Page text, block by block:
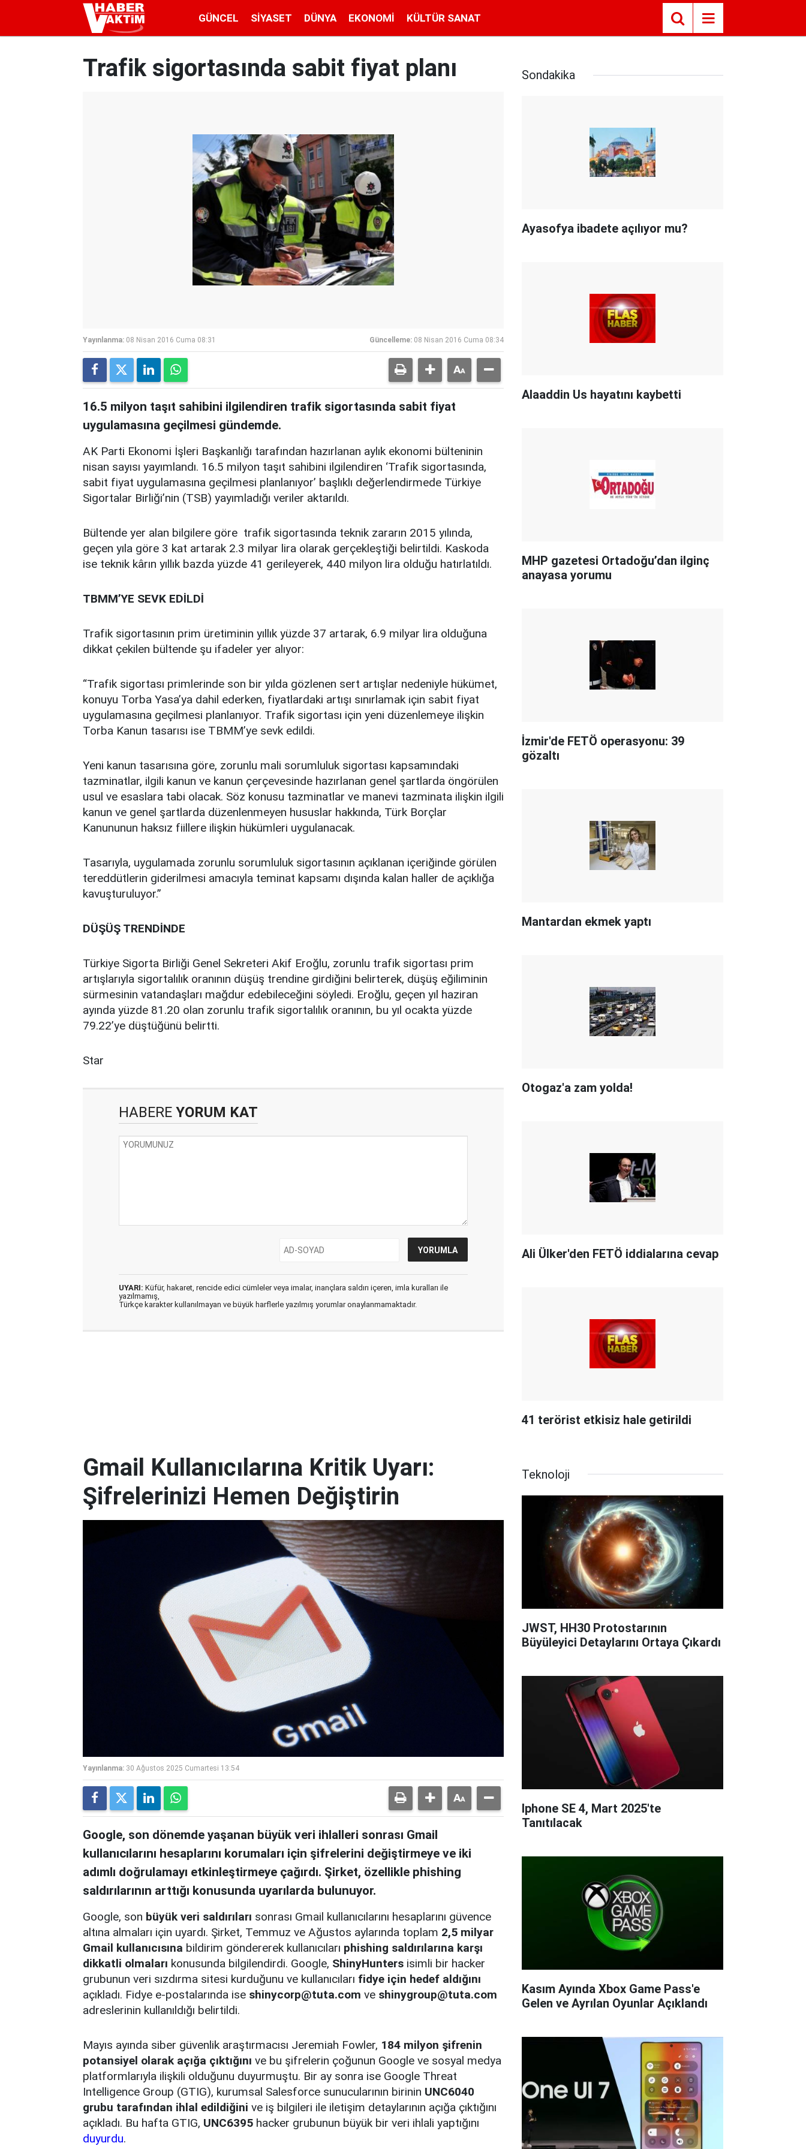
GÜNCEL SIYASET DÜNYA EKONOMI KÜLTÜR SANAT
Trafik sigortasında sabit fiyat planı
Yayınlanma: 08 Nisan 2016 Cuma 08:31 Güncelleme: 08 Nisan 2016 Cuma 08:34
16.5 milyon taşıt sahibini ilgilendiren trafik sigortasında sabit fiyat
uygulamasına geçilmesi gündemde.
AK Parti Ekonomi İşleri Başkanlığı tarafından hazırlanan aylık ekonomi bülteninin
nisan sayısı yayımlandı. 16.5 milyon taşıt sahibini ilgilendiren ‘Trafik sigortasında,
sabit fiyat uygulamasına geçilmesi planlanıyor’ başlıklı değerlendirmede Türkiye
Sigortalar Birliği’nin (TSB) yayımladığı veriler aktarıldı.
Bültende yer alan bilgilere göre trafik sigortasında teknik zararın 2015 yılında,
geçen yıla göre 3 kat artarak 2.3 milyar lira olarak gerçekleştiği belirtildi. Kaskoda
ise teknik kârın yıllık bazda yüzde 41 gerileyerek, 440 milyon lira olduğu hatırlatıldı.
TBMM’YE SEVK EDİLDİ
Trafik sigortasının prim üretiminin yıllık yüzde 37 artarak, 6.9 milyar lira olduğuna
dikkat çekilen bültende şu ifadeler yer alıyor:
“Trafik sigortası primlerinde son bir yılda gözlenen sert artışlar nedeniyle hükümet,
konuyu Torba Yasa’ya dahil ederken, fiyatlardaki artışı sınırlamak için sabit fiyat
uygulamasına geçilmesi planlanıyor. Trafik sigortası için yeni düzenlemeye ilişkin
Torba Kanun tasarısı ise TBMM’ye sevk edildi.
Yeni kanun tasarısına göre, zorunlu mali sorumluluk sigortası kapsamındaki
tazminatlar, ilgili kanun ve kanun çerçevesinde hazırlanan genel şartlarda öngörülen
usul ve esaslara tabi olacak. Söz konusu tazminatlar ve manevi tazminata ilişkin ilgili
kanun ve genel şartlarda düzenlenmeyen hususlar hakkında, Türk Borçlar
Kanununun haksız fiillere ilişkin hükümleri uygulanacak.
Tasarıyla, uygulamada zorunlu sorumluluk sigortasının açıklanan içeriğinde görülen
tereddütlerin giderilmesi amacıyla teminat kapsamı dışında kalan haller de açıklığa
kavuşturuluyor.”
DÜŞÜŞ TRENDİNDE
Türkiye Sigorta Birliği Genel Sekreteri Akif Eroğlu, zorunlu trafik sigortası prim
artışlarıyla sigortalılık oranının düşüş trendine girdiğini belirterek, düşüş eğiliminin
sürmesinin vatandaşları mağdur edebileceğini söyledi. Eroğlu, geçen yıl haziran
ayında yüzde 81.20 olan zorunlu trafik sigortalılık oranının, bu yıl ocakta yüzde
79.22’ye düştüğünü belirtti.
Star
HABERE YORUM KAT
UYARI: Küfür, hakaret, rencide edici cümleler veya imalar, inançlara saldırı içeren, imla kuralları ile
yazılmamış,
Türkçe karakter kullanılmayan ve büyük harflerle yazılmış yorumlar onaylanmamaktadır.
Sondakika
Ayasofya ibadete açılıyor mu?
Alaaddin Us hayatını kaybetti
MHP gazetesi Ortadoğu’dan ilginç
anayasa yorumu
İzmir'de FETÖ operasyonu: 39
gözaltı
Mantardan ekmek yaptı
Otogaz'a zam yolda!
Ali Ülker'den FETÖ iddialarına cevap
41 terörist etkisiz hale getirildi
Gmail Kullanıcılarına Kritik Uyarı:
Şifrelerinizi Hemen Değiştirin
Yayınlanma: 30 Ağustos 2025 Cumartesi 13:54
Google, son dönemde yaşanan büyük veri ihlalleri sonrası Gmail
kullanıcılarını hesaplarını korumaları için şifrelerini değiştirmeye ve iki
adımlı doğrulamayı etkinleştirmeye çağırdı. Şirket, özellikle phishing
saldırılarının arttığı konusunda uyarılarda bulunuyor.
Google, son büyük veri saldırıları sonrası Gmail kullanıcılarını hesaplarını güvence
altına almaları için uyardı. Şirket, Temmuz ve Ağustos aylarında toplam 2,5 milyar
Gmail kullanıcısına bildirim göndererek kullanıcıları phishing saldırılarına karşı
dikkatli olmaları konusunda bilgilendirdi. Google, ShinyHunters isimli bir hacker
grubunun veri sızdırma sitesi kurduğunu ve kullanıcıları fidye için hedef aldığını
açıkladı. Fidye e-postalarında ise shinycorp@tuta.com ve shinygroup@tuta.com
adreslerinin kullanıldığı belirtildi.
Mayıs ayında siber güvenlik araştırmacısı Jeremiah Fowler, 184 milyon şifrenin
potansiyel olarak açığa çıktığını ve bu şifrelerin çoğunun Google ve sosyal medya
platformlarıyla ilişkili olduğunu duyurmuştu. Bir ay sonra ise Google Threat
Intelligence Group (GTIG), kurumsal Salesforce sunucularının birinin UNC6040
grubu tarafından ihlal edildiğini ve iş bilgileri ile iletişim detaylarının açığa çıktığını
açıkladı. Bu hafta GTIG, UNC6395 hacker grubunun büyük bir veri ihlali yaptığını
duyurdu.
Teknoloji
JWST, HH30 Protostarının
Büyüleyici Detaylarını Ortaya Çıkardı
Iphone SE 4, Mart 2025'te
Tanıtılacak
Kasım Ayında Xbox Game Pass'e
Gelen ve Ayrılan Oyunlar Açıklandı